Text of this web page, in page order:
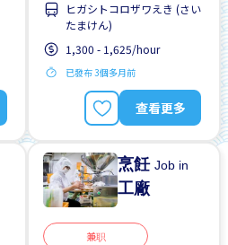
支付交通費
晉陞
有機會被錄取全職工作
每日支付
ヒガシトコロザワえき (さい
たまけん)
1,300 - 1,625/hour
已發布 3個多月前
查看更多
烹飪Job in
工廠
兼职